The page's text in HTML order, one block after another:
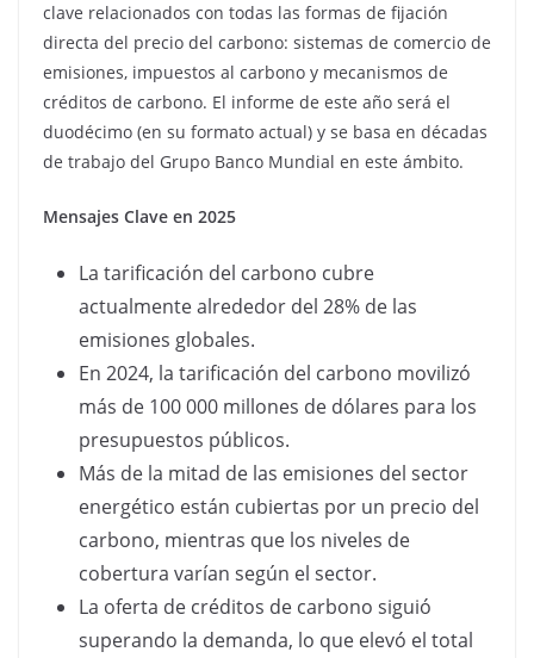
clave relacionados con todas las formas de fijación
directa del precio del carbono: sistemas de comercio de
emisiones, impuestos al carbono y mecanismos de
créditos de carbono. El informe de este año será el
duodécimo (en su formato actual) y se basa en décadas
de trabajo del Grupo Banco Mundial en este ámbito.
Mensajes Clave en 2025
La tarificación del carbono cubre
actualmente alrededor del 28% de las
emisiones globales.
En 2024, la tarificación del carbono movilizó
más de 100 000 millones de dólares para los
presupuestos públicos.
Más de la mitad de las emisiones del sector
energético están cubiertas por un precio del
carbono, mientras que los niveles de
cobertura varían según el sector.
La oferta de créditos de carbono siguió
superando la demanda, lo que elevó el total